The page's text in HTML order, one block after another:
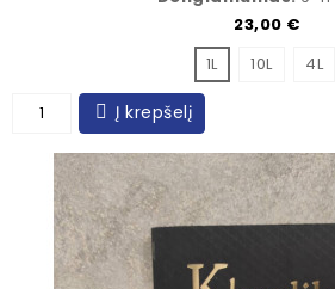
Kaina
23,00 €
1L
10L 4L
Į krepšelį